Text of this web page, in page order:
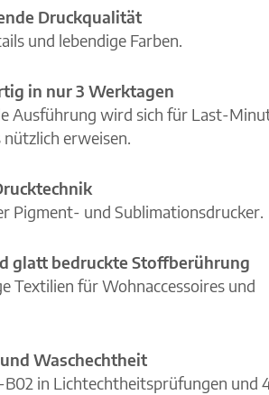
Druckqualität
und lebendige Farben.
in nur 3 Werktagen
Ausführung wird sich für Last-
nützlich erweisen.
Pigment- und Sublimationsdrucker.
glatt bedruckte Stoffberührung
Textilien für Wohnaccessoires und
Waschechtheit
B02 in Lichtechtheitsprüfungen und